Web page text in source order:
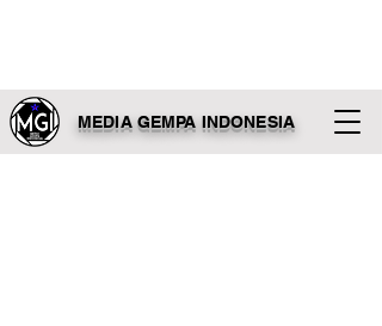
MEDIA GEMPA INDONESIA